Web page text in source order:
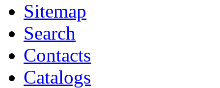
Sitemap
Search
Contacts
Catalogs